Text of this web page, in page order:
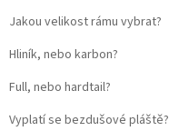
Jakou velikost rámu vybrat?
Hliník, nebo karbon?
Full, nebo hardtail?
Vyplatí se bezdušové pláště?